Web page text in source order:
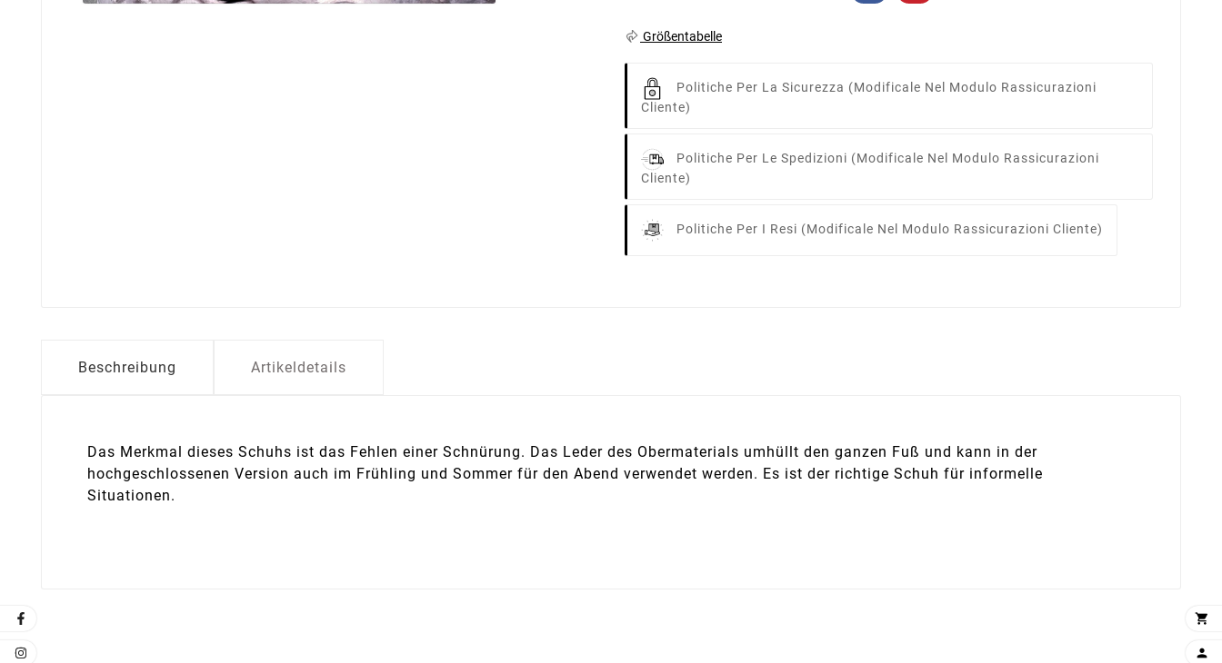
Größentabelle
Politiche Per La Sicurezza (modificale Nel Modulo Rassicurazioni
Cliente)
Politiche Per Le Spedizioni (modificale Nel Modulo Rassicurazioni
Cliente)
Politiche Per I Resi (modificale Nel Modulo Rassicurazioni Cliente)
Beschreibung Artikeldetails
Das Merkmal dieses Schuhs ist das Fehlen einer Schnürung. Das Leder des Obermaterials umhüllt den ganzen Fuß und kann in der
hochgeschlossenen Version auch im Frühling und Sommer für den Abend verwendet werden. Es ist der richtige Schuh für informelle
Situationen.

